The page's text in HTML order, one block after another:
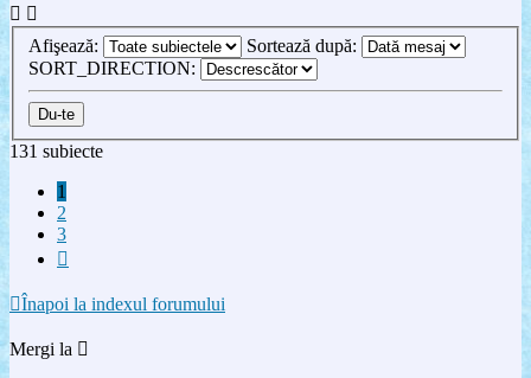
Afişează:
Sortează după:
SORT_DIRECTION:
131 subiecte
1
2
3
Înapoi la indexul forumului
Mergi la